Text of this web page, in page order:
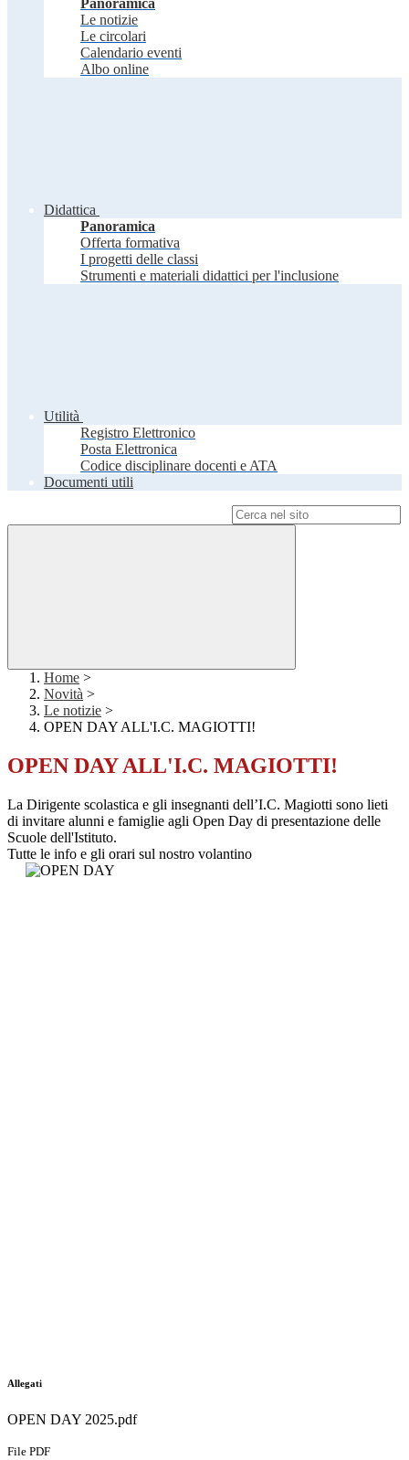
Panoramica
Le notizie
Le circolari
Calendario eventi
Albo online
Didattica
Panoramica
Offerta formativa
I progetti delle classi
Strumenti e materiali didattici per l'inclusione
Utilità
Registro Elettronico
Posta Elettronica
Codice disciplinare docenti e ATA
Documenti utili
Home >
Novità >
Le notizie >
OPEN DAY ALL'I.C. MAGIOTTI!
OPEN DAY ALL'I.C. MAGIOTTI!
La Dirigente scolastica e gli insegnanti dell’I.C. Magiotti sono lieti
di invitare alunni e famiglie agli Open Day di presentazione delle
Scuole dell'Istituto.
Tutte le info e gli orari sul nostro volantino
Allegati
OPEN DAY 2025.pdf
File PDF